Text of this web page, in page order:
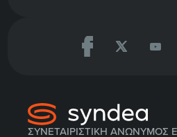
ΣΥΝΕΤΑΙΡΙΣΤΙΚΗ ΑΝΩΝΥΜΟΣ